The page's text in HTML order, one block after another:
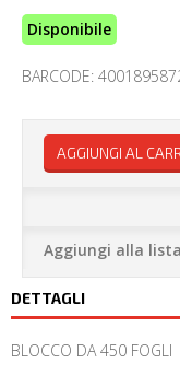
Disponibile
BARCODE:
AGGIUNGI AL
Aggiungi alla
DETTAGLI
BLOCCO DA 450 FOGLI